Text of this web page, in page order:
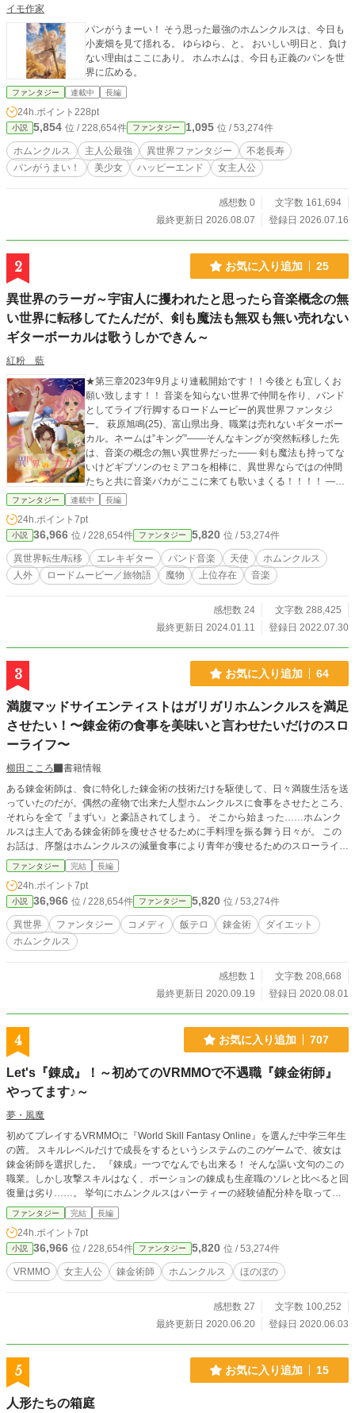
イモ作家
パンがうまーい！ そう思った最強のホムンクルスは、今日も
小麦畑を見て揺れる。 ゆらゆら、と。 おいしい明日と、負け
ない理由はここにあり。 ホムホムは、今日も正義のパンを世
界に広める。
ファンタジー 連載中 長編
24h.ポイント 228pt
小説 5,854 位 / 228,654件 ファンタジー 1,095 位 / 53,274件
ホムンクルス 主人公最強 異世界ファンタジー
不老長寿
パンがうまい！
美少女 ハッピーエンド 女主人公
感想数 0
文字数 161,694
最終更新日 2026.08.07
登録日 2026.07.16
2 お気に入り追加 25
異世界のラーガ～宇宙人に攫われたと思ったら音楽概念の無
い世界に転移してたんだが、剣も魔法も無双も無い売れない
ギターボーカルは歌うしかできん～
紅粉 藍
★第三章2023年9月より連載開始です！！今後とも宜しくお
願い致します！！ 音楽を知らない世界で仲間を作り、バンド
としてライブ行脚するロードムービー的異世界ファンタジ
ー。 萩原旭鳴(25)、富山県出身、職業は売れないギターボー
カル。ネームは”キング”――そんなキングが突然転移した先
は、音楽の概念の無い異世界だった―― 剣も魔法も持ってな
いけどギブソンのセミアコを相棒に、異世界ならではの仲間
たちと共に音楽バカがここに来ても歌いまくる！！！！ ――
音楽の力を信じる貴方へ捧ぐ……！
ファンタジー 連載中 長編
24h.ポイント 7pt
小説 36,966 位 / 228,654件 ファンタジー 5,820 位 / 53,274件
異世界転生/転移 エレキギター バンド音楽 天使
ホムンクルス
人外
ロードムービー／旅物語 魔物 上位存在 音楽
感想数 24
文字数 288,425
最終更新日 2024.01.11
登録日 2022.07.30
3 お気に入り追加 64
満腹マッドサイエンティストはガリガリホムンクルスを満足
させたい！〜錬金術の食事を美味いと言わせたいだけのスロ
ーライフ〜
櫛田こころ
書籍情報
ある錬金術師は、食に特化した錬金術の技術だけを駆使して、日々満腹生活を送
っていたのだが。偶然の産物で出来た人型ホムンクルスに食事をさせたところ、
それらを全て『まずい』と豪語されてしまう。 そこから始まった……ホムンク
ルスは主人である錬金術師を痩せさせるために手料理を振る舞う日々が。 この
お話は、序盤はホムンクルスの減量食事により青年が痩せるためのスローライフ
から始まる物語である。
ファンタジー 完結 長編
24h.ポイント 7pt
小説 36,966 位 / 228,654件 ファンタジー 5,820 位 / 53,274件
異世界 ファンタジー コメディ 飯テロ 錬金術
ダイエット
ホムンクルス
感想数 1
文字数 208,668
最終更新日 2020.09.19
登録日 2020.08.01
4 お気に入り追加 707
Let's『錬成』！～初めてのVRMMOで不遇職『錬金術師』
やってます♪～
夢・風魔
初めてプレイするVRMMOに『World Skill Fantasy Online』を選んだ中学三年生
の茜。 スキルレベルだけで成長をするというシステムのこのゲームで、彼女は
錬金術師を選択した。 『錬成』一つでなんでも出来る！ そんな謳い文句のこの
職業。しかし攻撃スキルはなく、ポーションの錬成も生産職のソレと比べると回
復量は劣り……。 挙句にホムンクルスはパーティーの経験値配分枠を取ってし
まい、邪険にされる始末。 不遇と呼ばれプレイヤー人口の少ない錬金術師を選
んだ茜は『チョコ・ミント』としてゲームを楽しむ。 彼女は先入観に捕らわれ
ず、斜め上に向かって錬金術師を楽しむことで── やがて錬金術師プレイヤーの
地位向上に貢献することとなる。 ＊小説家になろう・カクヨムでも公開中
ファンタジー 完結 長編
24h.ポイント 7pt
小説 36,966 位 / 228,654件 ファンタジー 5,820 位 / 53,274件
VRMMO 女主人公 錬金術師 ホムンクルス ほのぼの
感想数 27
文字数 100,252
最終更新日 2020.06.20
登録日 2020.06.03
5 お気に入り追加 15
人形たちの箱庭